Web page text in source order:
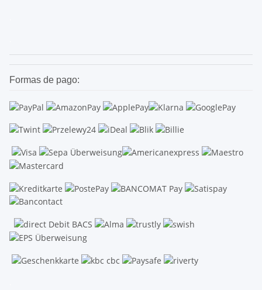
Formas de pago: